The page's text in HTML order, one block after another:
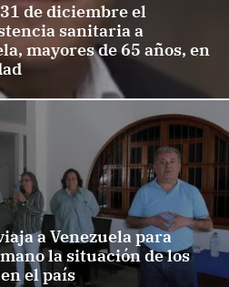
de diciembre el
sanitaria a
mayores de 65 años, en
a Venezuela para
la situación de los
el país